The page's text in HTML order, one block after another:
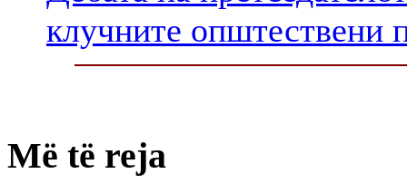
клучните општествени
Më të reja